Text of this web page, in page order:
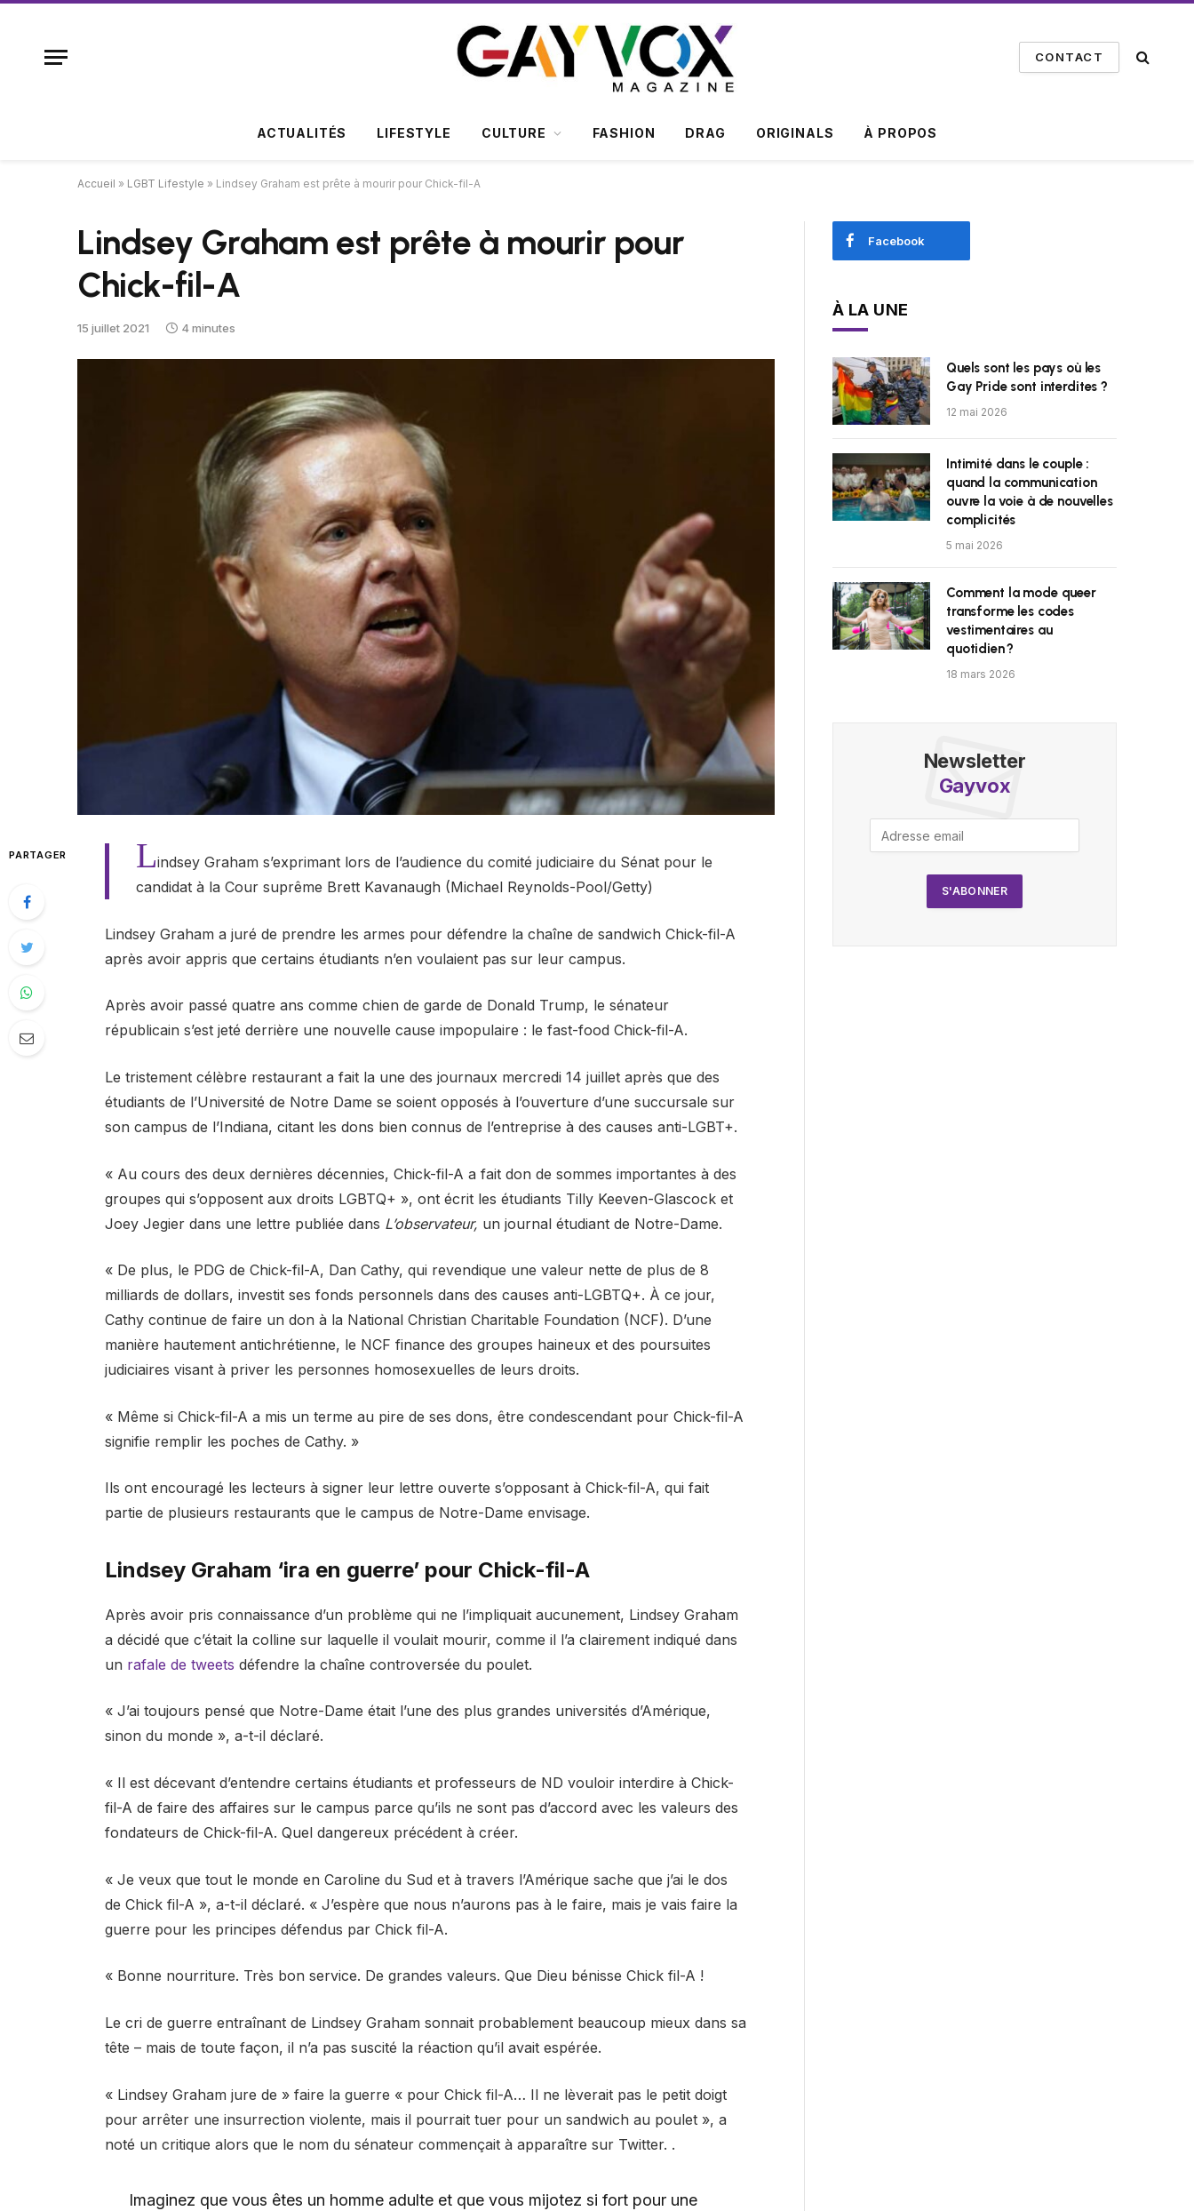
CONTACT
ACTUALITÉS LIFESTYLE CULTURE FASHION DRAG ORIGINALS À PROPOS
Accueil » LGBT Lifestyle » Lindsey Graham est prête à mourir pour Chick-fil-A
Lindsey Graham est prête à mourir pour
Chick-fil-A
15 juillet 2021 4 minutes
PARTAGER Lindsey Graham s’exprimant lors de l’audience du comité judiciaire du Sénat pour le
candidat à la Cour suprême Brett Kavanaugh (Michael Reynolds-Pool/Getty)
Lindsey Graham a juré de prendre les armes pour défendre la chaîne de sandwich Chick-fil-A
après avoir appris que certains étudiants n’en voulaient pas sur leur campus.
Après avoir passé quatre ans comme chien de garde de Donald Trump, le sénateur
républicain s’est jeté derrière une nouvelle cause impopulaire : le fast-food Chick-fil-A.
Le tristement célèbre restaurant a fait la une des journaux mercredi 14 juillet après que des
étudiants de l’Université de Notre Dame se soient opposés à l’ouverture d’une succursale sur
son campus de l’Indiana, citant les dons bien connus de l’entreprise à des causes anti-LGBT+.
« Au cours des deux dernières décennies, Chick-fil-A a fait don de sommes importantes à des
groupes qui s’opposent aux droits LGBTQ+ », ont écrit les étudiants Tilly Keeven-Glascock et
Joey Jegier dans une lettre publiée dans L’observateur, un journal étudiant de Notre-Dame.
« De plus, le PDG de Chick-fil-A, Dan Cathy, qui revendique une valeur nette de plus de 8
milliards de dollars, investit ses fonds personnels dans des causes anti-LGBTQ+. À ce jour,
Cathy continue de faire un don à la National Christian Charitable Foundation (NCF). D’une
manière hautement antichrétienne, le NCF finance des groupes haineux et des poursuites
judiciaires visant à priver les personnes homosexuelles de leurs droits.
« Même si Chick-fil-A a mis un terme au pire de ses dons, être condescendant pour Chick-fil-A
signifie remplir les poches de Cathy. »
Ils ont encouragé les lecteurs à signer leur lettre ouverte s’opposant à Chick-fil-A, qui fait
partie de plusieurs restaurants que le campus de Notre-Dame envisage.
Lindsey Graham ‘ira en guerre’ pour Chick-fil-A
Après avoir pris connaissance d’un problème qui ne l’impliquait aucunement, Lindsey Graham
a décidé que c’était la colline sur laquelle il voulait mourir, comme il l’a clairement indiqué dans
un rafale de tweets défendre la chaîne controversée du poulet.
« J’ai toujours pensé que Notre-Dame était l’une des plus grandes universités d’Amérique,
sinon du monde », a-t-il déclaré.
« Il est décevant d’entendre certains étudiants et professeurs de ND vouloir interdire à Chick-
fil-A de faire des affaires sur le campus parce qu’ils ne sont pas d’accord avec les valeurs des
fondateurs de Chick-fil-A. Quel dangereux précédent à créer.
« Je veux que tout le monde en Caroline du Sud et à travers l’Amérique sache que j’ai le dos
de Chick fil-A », a-t-il déclaré. « J’espère que nous n’aurons pas à le faire, mais je vais faire la
guerre pour les principes défendus par Chick fil-A.
« Bonne nourriture. Très bon service. De grandes valeurs. Que Dieu bénisse Chick fil-A !
Le cri de guerre entraînant de Lindsey Graham sonnait probablement beaucoup mieux dans sa
tête – mais de toute façon, il n’a pas suscité la réaction qu’il avait espérée.
« Lindsey Graham jure de » faire la guerre « pour Chick fil-A… Il ne lèverait pas le petit doigt
pour arrêter une insurrection violente, mais il pourrait tuer pour un sandwich au poulet », a
noté un critique alors que le nom du sénateur commençait à apparaître sur Twitter. .
Imaginez que vous êtes un homme adulte et que vous mijotez si fort pour une
Facebook
À LA UNE
Quels sont les pays où les
Gay Pride sont interdites ?
12 mai 2026
Intimité dans le couple :
quand la communication
ouvre la voie à de nouvelles
complicités
5 mai 2026
Comment la mode queer
transforme les codes
vestimentaires au
quotidien ?
18 mars 2026
Newsletter
Gayvox